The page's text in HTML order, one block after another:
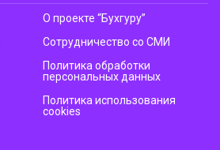
О проекте “Бухгуру”
Сотрудничество со СМИ
Политика обработки
персональных данных
Политика использования
cookies